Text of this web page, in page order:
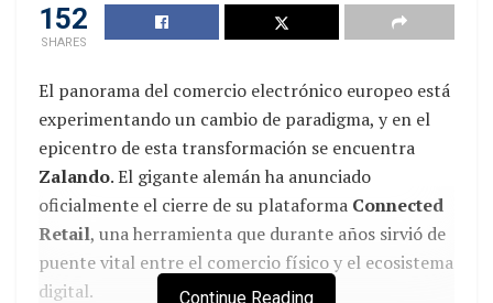
152
SHARES
El panorama del comercio electrónico europeo está
experimentando un cambio de paradigma, y en el
epicentro de esta transformación se encuentra
Zalando. El gigante alemán ha anunciado
oficialmente el cierre de su plataforma Connected
Retail, una herramienta que durante años sirvió de
puente vital entre el comercio físico y el ecosistema
digital.
Continue Reading